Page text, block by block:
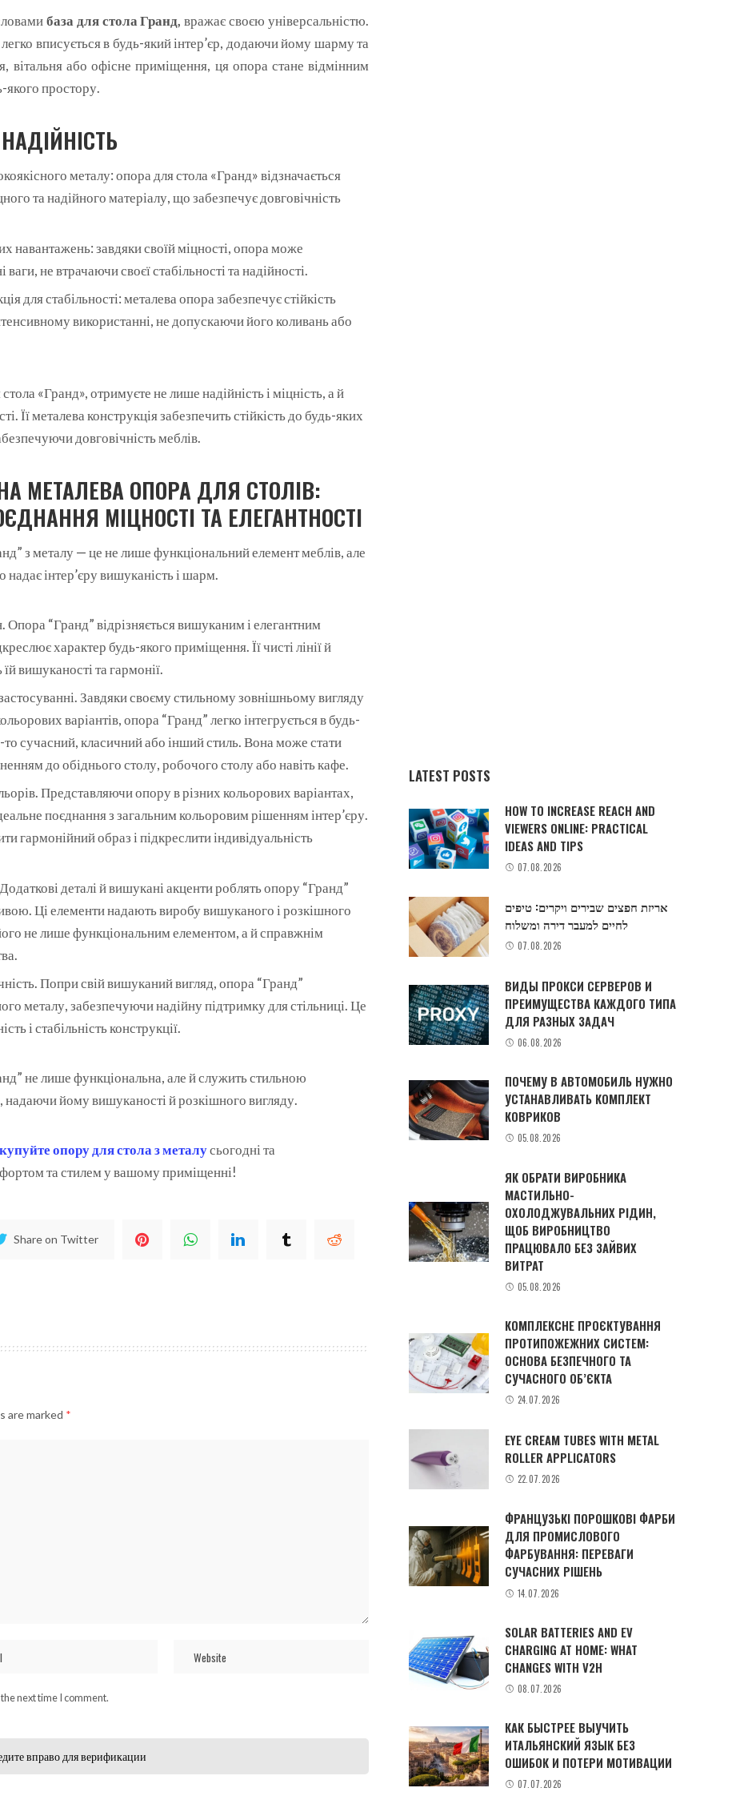
база для стола Гранд, вражає своєю універсальністю.
легко вписується в будь-який інтер’єр, додаючи йому шарму та
вітальня або офісне приміщення, ця опора стане відмінним
простору.
металу: опора для стола «Гранд» відзначається
та надійного матеріалу, що забезпечує довговічність
навантажень: завдяки своїй міцності, опора може
не втрачаючи своєї стабільності та надійності.
для стабільності: металева опора забезпечує стійкість
використанні, не допускаючи його коливань або
«Гранд», отримуєте не лише надійність і міцність, а й
Її металева конструкція забезпечить стійкість до будь-яких
довговічність меблів.
МЕТАЛЕВА ОПОРА ДЛЯ СТОЛІВ:
МІЦНОСТІ ТА ЕЛЕГАНТНОСТІ
з металу — це не лише функціональний елемент меблів, але
інтер’єру вишуканість і шарм.
Опора “Гранд” відрізняється вишуканим і елегантним
характер будь-якого приміщення. Її чисті лінії й
вишуканості та гармонії.
Завдяки своєму стильному зовнішньому вигляду
варіантів, опора “Гранд” легко інтегрується в будь-
то сучасний, класичний або інший стиль. Вона може стати
до обіднього столу, робочого столу або навіть кафе.
Представляючи опору в різних кольорових варіантах,
поєднання з загальним кольоровим рішенням інтер’єру.
гармонійний образ і підкреслити індивідуальність
деталі й вишукані акценти роблять опору “Гранд”
Ці елементи надають виробу вишуканого і розкішного
не лише функціональним елементом, а й справжнім
Попри свій вишуканий вигляд, опора “Гранд”
металу, забезпечуючи надійну підтримку для стільниці. Це
і стабільність конструкції.
не лише функціональна, але й служить стильною
надаючи йому вишуканості й розкішного вигляду.
купуйте опору для стола з металусьогодні та
та стилем у вашому приміщенні!
Share on Twitter
are marked *
next time I comment.
вправо для верификации
LATEST POSTS
HOW TO INCREASE REACH AND
VIEWERS ONLINE: PRACTICAL
IDEAS AND TIPS
07.08.2026
אריזת חפצים שבירים ויקרים: טיפים
לחיים למעבר דירה ומשלוח
07.08.2026
ВИДЫ ПРОКСИ СЕРВЕРОВ И
ПРЕИМУЩЕСТВА КАЖДОГО ТИПА
ДЛЯ РАЗНЫХ ЗАДАЧ
06.08.2026
ПОЧЕМУ В АВТОМОБИЛЬ НУЖНО
УСТАНАВЛИВАТЬ КОМПЛЕКТ
КОВРИКОВ
05.08.2026
ЯК ОБРАТИ ВИРОБНИКА
МАСТИЛЬНО-
ОХОЛОДЖУВАЛЬНИХ РІДИН,
ЩОБ ВИРОБНИЦТВО
ПРАЦЮВАЛО БЕЗ ЗАЙВИХ
ВИТРАТ
05.08.2026
КОМПЛЕКСНЕ ПРОЄКТУВАННЯ
ПРОТИПОЖЕЖНИХ СИСТЕМ:
ОСНОВА БЕЗПЕЧНОГО ТА
СУЧАСНОГО ОБ’ЄКТА
24.07.2026
EYE CREAM TUBES WITH METAL
ROLLER APPLICATORS
22.07.2026
ФРАНЦУЗЬКІ ПОРОШКОВІ ФАРБИ
ДЛЯ ПРОМИСЛОВОГО
ФАРБУВАННЯ: ПЕРЕВАГИ
СУЧАСНИХ РІШЕНЬ
14.07.2026
SOLAR BATTERIES AND EV
CHARGING AT HOME: WHAT
CHANGES WITH V2H
08.07.2026
КАК БЫСТРЕЕ ВЫУЧИТЬ
ИТАЛЬЯНСКИЙ ЯЗЫК БЕЗ
ОШИБОК И ПОТЕРИ МОТИВАЦИИ
07.07.2026